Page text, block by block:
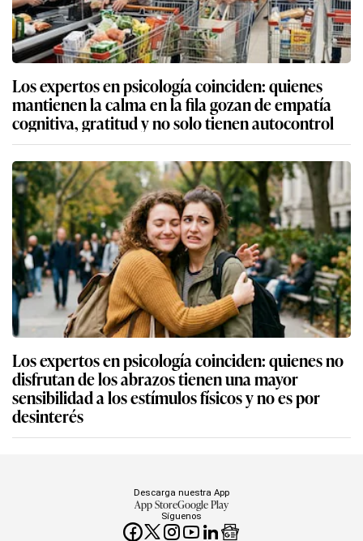
Los expertos en psicología coinciden: quienes
mantienen la calma en la fila gozan de empatía
cognitiva, gratitud y no solo tienen autocontrol
Los expertos en psicología coinciden: quienes no
disfrutan de los abrazos tienen una mayor
sensibilidad a los estímulos físicos y no es por
desinterés
Síguenos
Descarga nuestra App
App StoreGoogle Play